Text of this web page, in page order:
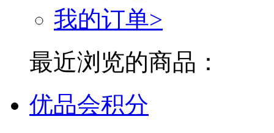
我的订单>
最近浏览的商品：
优品会积分